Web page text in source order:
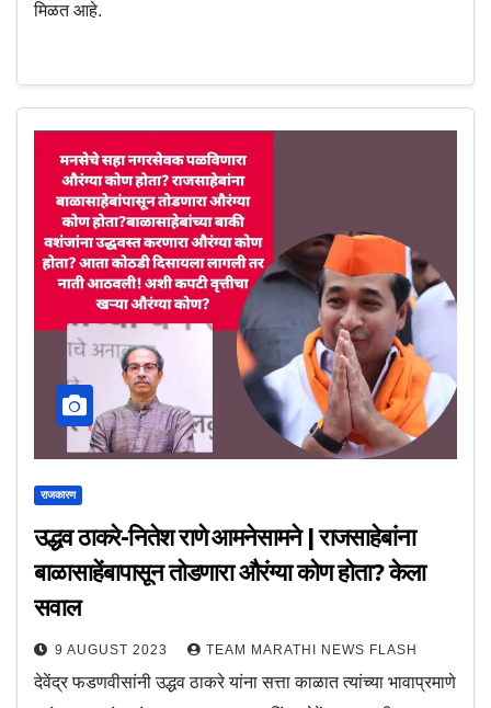
मिळत आहे.
राजकारण
उद्धव ठाकरे-नितेश राणे आमनेसामने | राजसाहेबांना
बाळासाहेंबापासून तोडणारा औरंग्या कोण होता? केला
सवाल
9 AUGUST 2023 TEAM MARATHI NEWS FLASH
देवेंद्र फडणवीसांनी उद्धव ठाकरे यांना सत्ता काळात त्यांच्या भावाप्रमाणे